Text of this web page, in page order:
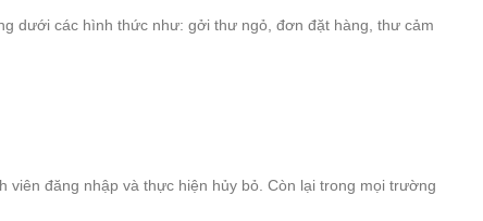
dưới các hình thức như: gởi thư ngỏ, đơn đặt hàng, thư cảm
đăng nhập và thực hiện hủy bỏ. Còn lại trong mọi trường